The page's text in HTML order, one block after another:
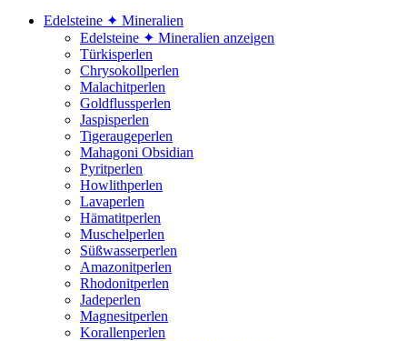
Edelsteine ✦ Mineralien
Edelsteine ✦ Mineralien anzeigen
Türkisperlen
Chrysokollperlen
Malachitperlen
Goldflussperlen
Jaspisperlen
Tigeraugeperlen
Mahagoni Obsidian
Pyritperlen
Howlithperlen
Lavaperlen
Hämatitperlen
Muschelperlen
Süßwasserperlen
Amazonitperlen
Rhodonitperlen
Jadeperlen
Magnesitperlen
Korallenperlen